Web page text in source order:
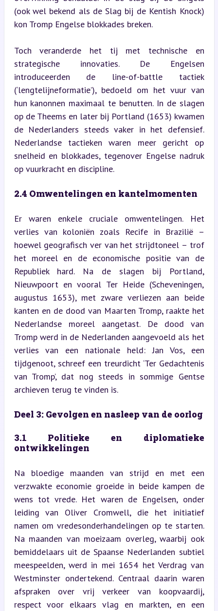
(ook wel bekend als de Slag bij de Kentish Knock)
kon Tromp Engelse blokkades breken.
Toch veranderde het tij met technische en
strategische innovaties. De Engelsen
introduceerden de line-of-battle tactiek
(‘lengtelijneformatie’), bedoeld om het vuur van
hun kanonnen maximaal te benutten. In de slagen
op de Theems en later bij Portland (1653) kwamen
de Nederlanders steeds vaker in het defensief.
Nederlandse tactieken waren meer gericht op
snelheid en blokkades, tegenover Engelse nadruk
op vuurkracht en discipline.
2.4 Omwentelingen en kantelmomenten
Er waren enkele cruciale omwentelingen. Het
verlies van koloniën zoals Recife in Brazilië –
hoewel geografisch ver van het strijdtoneel – trof
het moreel en de economische positie van de
Republiek hard. Na de slagen bij Portland,
Nieuwpoort en vooral Ter Heide (Scheveningen,
augustus 1653), met zware verliezen aan beide
kanten en de dood van Maarten Tromp, raakte het
Nederlandse moreel aangetast. De dood van
Tromp werd in de Nederlanden aangevoeld als het
verlies van een nationale held: Jan Vos, een
tijdgenoot, schreef een treurdicht ‘Ter Gedachtenis
van Tromp’, dat nog steeds in sommige Gentse
archieven terug te vinden is.
Deel 3: Gevolgen en nasleep van de oorlog
3.1 Politieke en diplomatieke
ontwikkelingen
Na bloedige maanden van strijd en met een
verzwakte economie groeide in beide kampen de
wens tot vrede. Het waren de Engelsen, onder
leiding van Oliver Cromwell, die het initiatief
namen om vredesonderhandelingen op te starten.
Na maanden van moeizaam overleg, waarbij ook
bemiddelaars uit de Spaanse Nederlanden subtiel
meespeelden, werd in mei 1654 het Verdrag van
Westminster ondertekend. Centraal daarin waren
afspraken over vrij verkeer van koopvaardij,
respect voor elkaars vlag en markten, en een